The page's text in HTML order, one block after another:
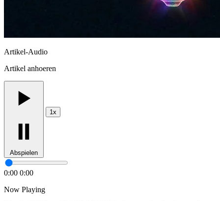
Artikel-Audio
Artikel anhoeren
Abspielen
1x
0:00 0:00
Now Playing